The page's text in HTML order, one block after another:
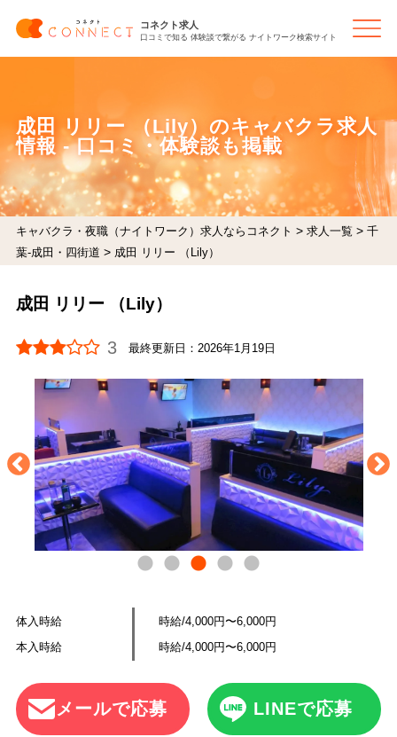
コネクト求人
口コミで知る 体験談で繋がる ナイトワーク検索サイト
成田 リリー （Lily）のキャバクラ求人
情報 - 口コミ・体験談も掲載
キャバクラ・夜職（ナイトワーク）求人ならコネクト > 求人一覧 > 千
葉-成田・四街道 > 成田 リリー （Lily）
成田 リリー （Lily）
3 最終更新日：2026年1月19日
体入時給
時給/4,000円〜6,000円
本入時給
時給/4,000円〜6,000円
メールで応募 LINEで応募